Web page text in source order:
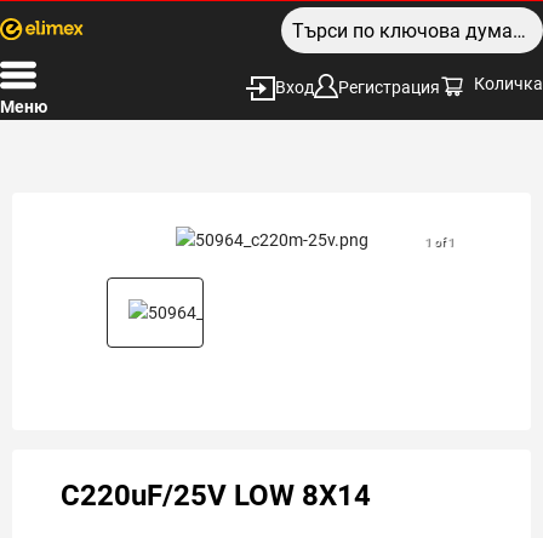
Меню
Вход Регистрация Количка
1 of 1
C220uF/25V LOW 8X14